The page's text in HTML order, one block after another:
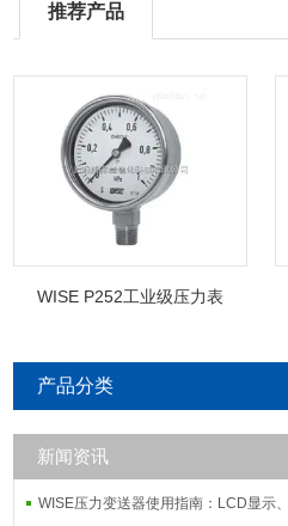
推荐产品
WISE P252工业级压力表
产品分类
新闻资讯
WISE压力变送器使用指南：LCD显示